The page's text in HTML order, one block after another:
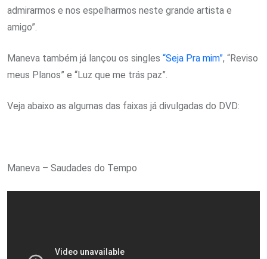
admirarmos e nos espelharmos neste grande artista e
amigo”.
Maneva também já lançou os singles “Seja Pra mim”, “Reviso
meus Planos” e “Luz que me trás paz”.
Veja abaixo as algumas das faixas já divulgadas do DVD:
Maneva – Saudades do Tempo